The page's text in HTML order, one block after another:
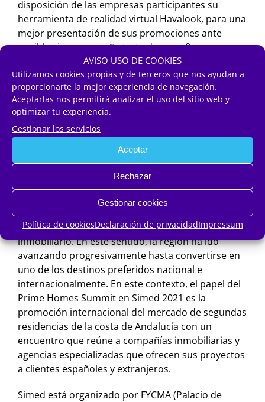
AVISO USO DE COOKIES
Utilizamos cookies propias y de terceros que nos ayudan a
proporcionarte la mejor experiencia de navegación.
Aceptarlas nos permitirá analizar el uso del sitio web y
optimizar tu experiencia.
Gestionar los servicios
Aceptar
Rechazar
Gestionar cookies
Política de cookiesDeclaración de privacidadImpressum
disposición de las empresas participantes su
herramienta de realidad virtual Havalook, para una
mejor presentación de sus promociones ante
posibles inversores. Se trata de un software para
asistir a comerciales y clientes en la exhibición de
viviendas que combina los conceptos de piso
piloto virtual y de oficina de venta online,
permitiendo a los potenciales compradores
recorrer una vivienda construida en 3D.
Epicentro de inversión inmobiliaria
La costa andaluza se ha posicionado como uno de
dinámicos del sur de Europa. Este logro ha sido
posible gracias a la alta calidad de la
infraestructura desarrollada en el mercado
inmobiliario. En este sentido, la región ha ido
avanzando progresivamente hasta convertirse en
uno de los destinos preferidos nacional e
internacionalmente. En este contexto, el papel del
Prime Homes Summit en Simed 2021 es la
promoción internacional del mercado de segundas
residencias de la costa de Andalucía con un
encuentro que reúne a compañías inmobiliarias y
agencias especializadas que ofrecen sus proyectos
a clientes españoles y extranjeros.
Simed está organizado por FYCMA (Palacio de